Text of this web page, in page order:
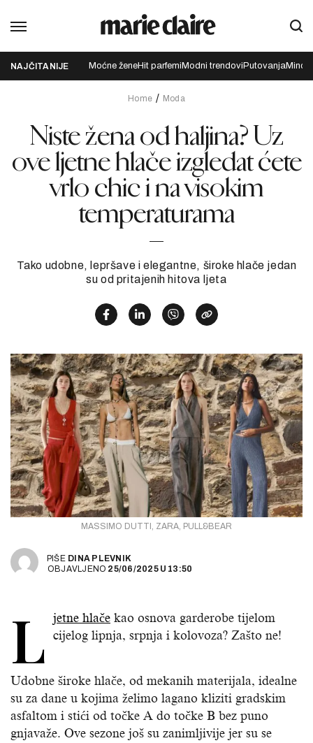
NAJČITANIJE Moćne ženeHit parfemi Modni trendovi Putovanja
Home Moda
Niste žena od haljina? Uz
ove ljetne hlače izgledat ćete
vrlo chic i na visokim
temperaturama
Tako udobne, lepršave i elegantne, široke hlače jedan
su od pritajenih hitova ljeta
MASSIMO DUTTI, ZARA, PULL&BEAR
PIŠE DINA PLEVNIK
OBJAVLJENO 25/06/2025 U 13:50
L jetne hlače kao osnova garderobe tijelom
cijelog lipnja, srpnja i kolovoza? Zašto ne!
Udobne široke hlače, od mekanih materijala, idealne
su za dane u kojima želimo lagano kliziti gradskim
asfaltom i stići od točke A do točke B bez puno
gnjavaže. Ove sezone još su zanimljivije jer su se